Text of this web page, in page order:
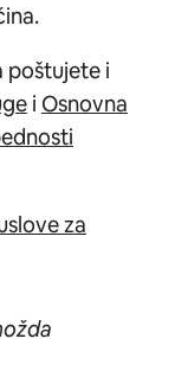
poštujete i
i Osnovna
za